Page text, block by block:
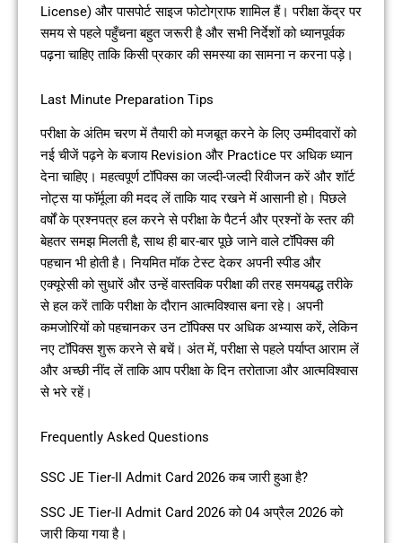
License) और पासपोर्ट साइज फोटोग्राफ शामिल हैं। परीक्षा केंद्र पर
समय से पहले पहुँचना बहुत जरूरी है और सभी निर्देशों को ध्यानपूर्वक
पढ़ना चाहिए ताकि किसी प्रकार की समस्या का सामना न करना पड़े।
Last Minute Preparation Tips
परीक्षा के अंतिम चरण में तैयारी को मजबूत करने के लिए उम्मीदवारों को
नई चीजें पढ़ने के बजाय Revision और Practice पर अधिक ध्यान
देना चाहिए। महत्वपूर्ण टॉपिक्स का जल्दी-जल्दी रिवीजन करें और शॉर्ट
नोट्स या फॉर्मूला की मदद लें ताकि याद रखने में आसानी हो। पिछले
वर्षों के प्रश्नपत्र हल करने से परीक्षा के पैटर्न और प्रश्नों के स्तर की
बेहतर समझ मिलती है, साथ ही बार-बार पूछे जाने वाले टॉपिक्स की
पहचान भी होती है। नियमित मॉक टेस्ट देकर अपनी स्पीड और
एक्यूरेसी को सुधारें और उन्हें वास्तविक परीक्षा की तरह समयबद्ध तरीके
से हल करें ताकि परीक्षा के दौरान आत्मविश्वास बना रहे। अपनी
कमजोरियों को पहचानकर उन टॉपिक्स पर अधिक अभ्यास करें, लेकिन
नए टॉपिक्स शुरू करने से बचें। अंत में, परीक्षा से पहले पर्याप्त आराम लें
और अच्छी नींद लें ताकि आप परीक्षा के दिन तरोताजा और आत्मविश्वास
से भरे रहें।
Frequently Asked Questions
SSC JE Tier-II Admit Card 2026 कब जारी हुआ है?
SSC JE Tier-II Admit Card 2026 को 04 अप्रैल 2026 को
जारी किया गया है।